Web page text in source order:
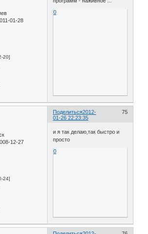
01-28
20]
0
Поделиться 75
2012-
01-26 22:23:35
12-27
24]
и я так делаю,так быстро и
просто
0